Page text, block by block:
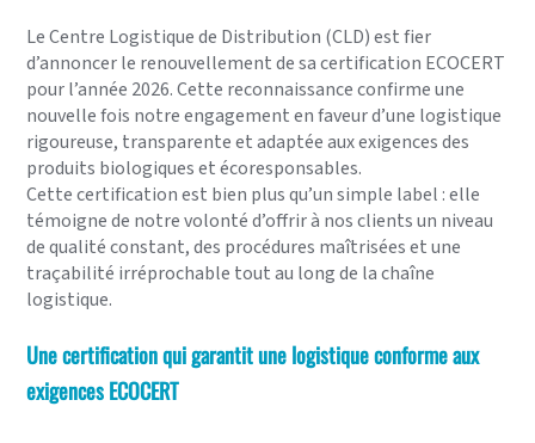
Le Centre Logistique de Distribution (CLD) est fier
d’annoncer le renouvellement de sa certification ECOCERT
pour l’année 2026. Cette reconnaissance confirme une
nouvelle fois notre engagement en faveur d’une logistique
rigoureuse, transparente et adaptée aux exigences des
produits biologiques et écoresponsables.
Cette certification est bien plus qu’un simple label : elle
témoigne de notre volonté d’offrir à nos clients un niveau
de qualité constant, des procédures maîtrisées et une
traçabilité irréprochable tout au long de la chaîne
logistique.
Une certification qui garantit une logistique conforme aux
exigences ECOCERT